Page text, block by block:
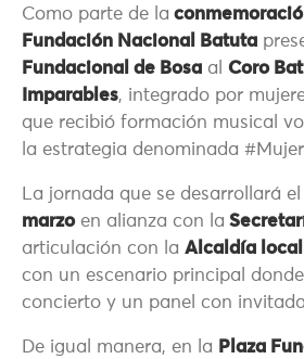
Como parte de la
Fundación Nacional Batuta
Fundacional de Bosa al Coro
Imparables, integrado por
que recibió formación musical
la estrategia denominada
La jornada que se desarrollará el
marzoen alianza con la
articulación con la Alcaldía local
con un escenario principal
concierto y un panel con
De igual manera, en la Plaza